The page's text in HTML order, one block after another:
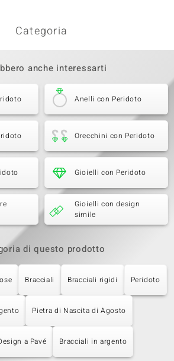
Categoria
anche interessarti
Anelli con Peridoto
Orecchini con Peridoto
Gioielli con Peridoto
Gioielli con design
simile
di questo prodotto
Bracciali Bracciali rigidi Peridoto
Pietra di Nascita di Agosto
a Pavé Bracciali in argento